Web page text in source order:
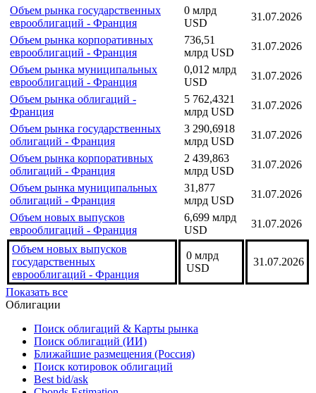
Объем рынка государственных
еврооблигаций - Франция
0 млрд
USD
31.07.2026
Объем рынка корпоративных
еврооблигаций - Франция
736,51
млрд USD
31.07.2026
Объем рынка муниципальных
еврооблигаций - Франция
0,012 млрд
USD
31.07.2026
Объем рынка облигаций -
Франция
5 762,4321
млрд USD
31.07.2026
Объем рынка государственных
облигаций - Франция
3 290,6918
млрд USD
31.07.2026
Объем рынка корпоративных
облигаций - Франция
2 439,863
млрд USD
31.07.2026
Объем рынка муниципальных
облигаций - Франция
31,877
млрд USD
31.07.2026
Объем новых выпусков
еврооблигаций - Франция
6,699 млрд
USD
31.07.2026
Объем новых выпусков
государственных
еврооблигаций - Франция
0 млрд
USD
31.07.2026
Показать все
Облигации
Поиск облигаций & Карты рынка
Поиск облигаций (ИИ)
Ближайшие размещения (Россия)
Поиск котировок облигаций
Best bid/ask